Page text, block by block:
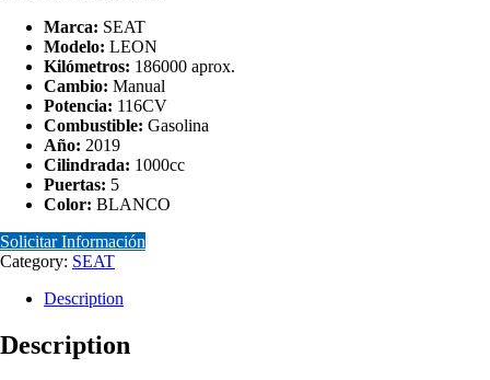
Marca: SEAT
Modelo: LEON
Kilómetros: 186000 aprox.
Cambio: Manual
Potencia: 116CV
Combustible: Gasolina
Año: 2019
Cilindrada: 1000cc
Puertas: 5
Color: BLANCO
Solicitar Información
Category: SEAT
Description
Description